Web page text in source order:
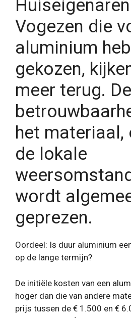
Vogezen die
aluminium
gekozen,
meer terug. De
het materiaal,
de lokale
wordt
geprezen.
Oordeel: Is duur aluminium
op de lange termijn?
De initiële kosten van een
hoger dan die van andere
prijs tussen de € 1.500 en €